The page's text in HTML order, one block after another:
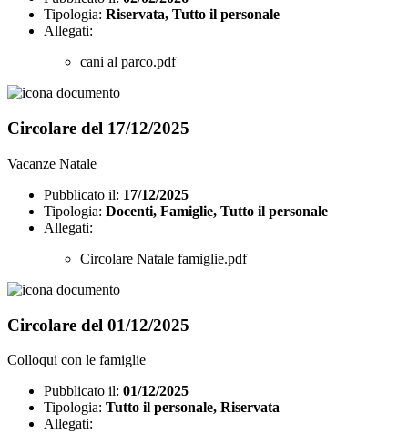
Tipologia: Riservata, Tutto il personale
Allegati:
cani al parco.pdf
Circolare del 17/12/2025
Vacanze Natale
Pubblicato il: 17/12/2025
Tipologia: Docenti, Famiglie, Tutto il personale
Allegati:
Circolare Natale famiglie.pdf
Circolare del 01/12/2025
Colloqui con le famiglie
Pubblicato il: 01/12/2025
Tipologia: Tutto il personale, Riservata
Allegati: